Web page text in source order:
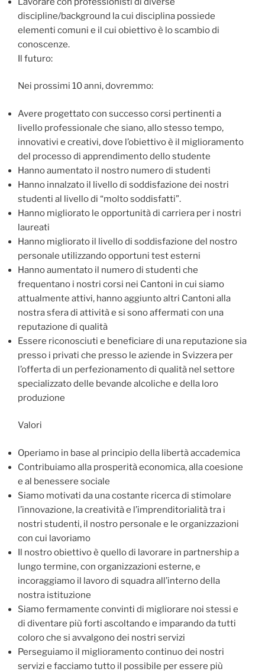
discipline/background la cui disciplina possiede
elementi comuni e il cui obiettivo è lo scambio di
conoscenze.
Il futuro:
Nei prossimi 10 anni, dovremmo:
Avere progettato con successo corsi pertinenti a
livello professionale che siano, allo stesso tempo,
innovativi e creativi, dove l’obiettivo è il miglioramento
del processo di apprendimento dello studente
Hanno aumentato il nostro numero di studenti
Hanno innalzato il livello di soddisfazione dei nostri
studenti al livello di “molto soddisfatti”.
Hanno migliorato le opportunità di carriera per i nostri
laureati
Hanno migliorato il livello di soddisfazione del nostro
personale utilizzando opportuni test esterni
Hanno aumentato il numero di studenti che
frequentano i nostri corsi nei Cantoni in cui siamo
attualmente attivi, hanno aggiunto altri Cantoni alla
nostra sfera di attività e si sono affermati con una
reputazione di qualità
Essere riconosciuti e beneficiare di una reputazione sia
presso i privati che presso le aziende in Svizzera per
l’offerta di un perfezionamento di qualità nel settore
specializzato delle bevande alcoliche e della loro
produzione
Valori
Operiamo in base al principio della libertà accademica
Contribuiamo alla prosperità economica, alla coesione
e al benessere sociale
Siamo motivati da una costante ricerca di stimolare
l’innovazione, la creatività e l’imprenditorialità tra i
nostri studenti, il nostro personale e le organizzazioni
con cui lavoriamo
Il nostro obiettivo è quello di lavorare in partnership a
lungo termine, con organizzazioni esterne, e
incoraggiamo il lavoro di squadra all’interno della
nostra istituzione
Siamo fermamente convinti di migliorare noi stessi e
di diventare più forti ascoltando e imparando da tutti
coloro che si avvalgono dei nostri servizi
Perseguiamo il miglioramento continuo dei nostri
servizi e facciamo tutto il possibile per essere più